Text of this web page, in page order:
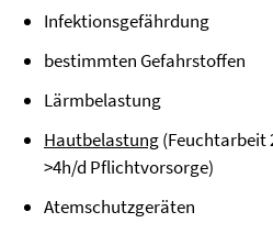
Infektionsgefährdung
bestimmten Gefahrstoffen
Lärmbelastung
Hautbelastung(Feuchtarbeit
>4h/d Pflichtvorsorge)
Atemschutzgeräten